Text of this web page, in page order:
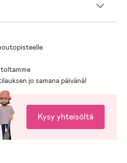
jo samana päivänä!
Kysy yhteisöltä